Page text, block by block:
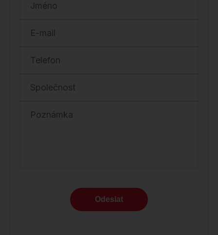
Jméno
E-mail
Telefon
Společnost
Poznámka
Odeslat